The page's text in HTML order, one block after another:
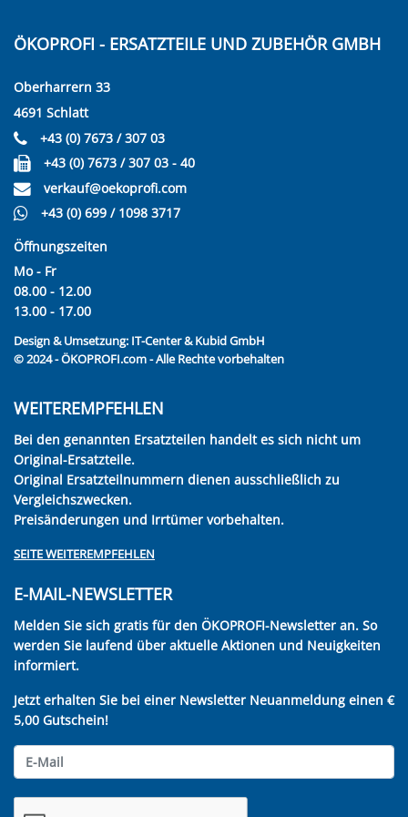
ÖKOPROFI - ERSATZTEILE UND ZUBEHÖR GMBH
Oberharrern 33
4691 Schlatt
+43 (0) 7673 / 307 03
+43 (0) 7673 / 307 03 - 40
verkauf@oekoprofi.com
+43 (0) 699 / 1098 3717
Öffnungszeiten
Mo - Fr
08.00 - 12.00
13.00 - 17.00
Design & Umsetzung: IT-Center & Kubid GmbH
© 2024 - ÖKOPROFI.com - Alle Rechte vorbehalten
WEITEREMPFEHLEN
Bei den genannten Ersatzteilen handelt es sich nicht um
Original-Ersatzteile.
Original Ersatzteilnummern dienen ausschließlich zu
Vergleichszwecken.
Preisänderungen und Irrtümer vorbehalten.
SEITE WEITEREMPFEHLEN
E-MAIL-NEWSLETTER
Melden Sie sich gratis für den ÖKOPROFI-Newsletter an. So
werden Sie laufend über aktuelle Aktionen und Neuigkeiten
informiert.
Jetzt erhalten Sie bei einer Newsletter Neuanmeldung einen €
5,00 Gutschein!